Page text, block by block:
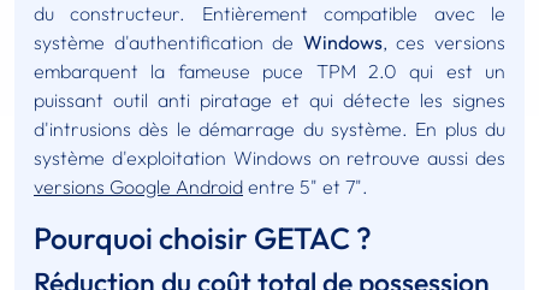
du constructeur. Entièrement compatible avec le
système d'authentification de Windows, ces versions
embarquent la fameuse puce TPM 2.0 qui est un
puissant outil anti piratage et qui détecte les signes
d'intrusions dès le démarrage du système. En plus du
système d'exploitation Windows on retrouve aussi des
versions Google Android entre 5" et 7".
Pourquoi choisir GETAC ?
Réduction du coût total de possession